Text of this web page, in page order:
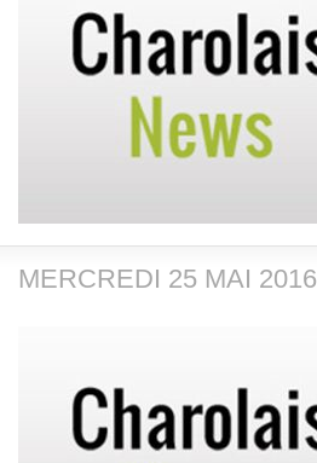
MERCREDI 25 MAI 2016